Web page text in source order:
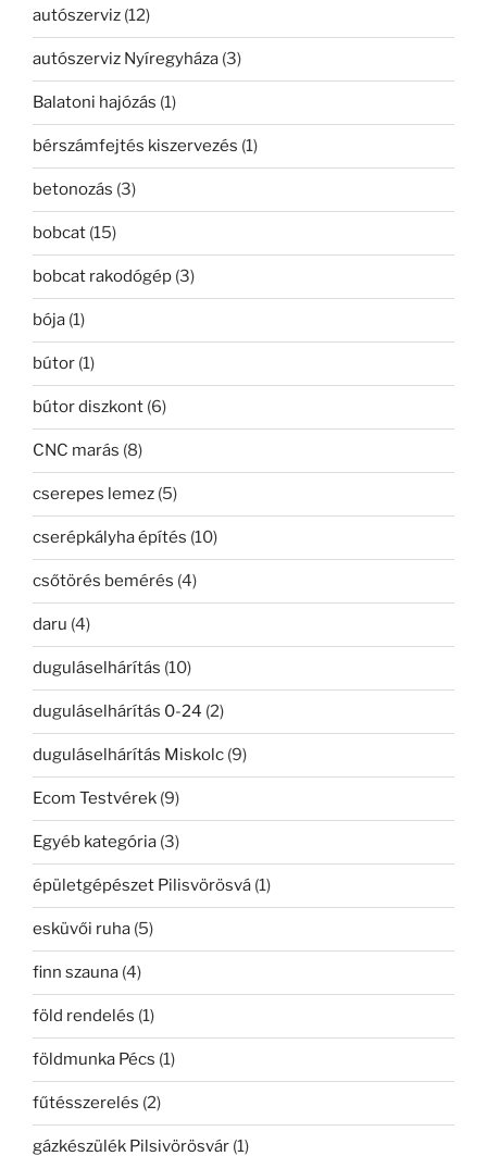
autószerviz (12)
autószerviz Nyíregyháza (3)
Balatoni hajózás (1)
bérszámfejtés kiszervezés (1)
betonozás (3)
bobcat (15)
bobcat rakodógép (3)
bója (1)
bútor (1)
bútor diszkont (6)
CNC marás (8)
cserepes lemez (5)
cserépkályha építés (10)
csőtörés bemérés (4)
daru (4)
duguláselhárítás (10)
duguláselhárítás 0-24 (2)
duguláselhárítás Miskolc (9)
Ecom Testvérek (9)
Egyéb kategória (3)
épületgépészet Pilisvörösvá (1)
esküvői ruha (5)
finn szauna (4)
föld rendelés (1)
földmunka Pécs (1)
fűtésszerelés (2)
gázkészülék Pilsivörösvár (1)